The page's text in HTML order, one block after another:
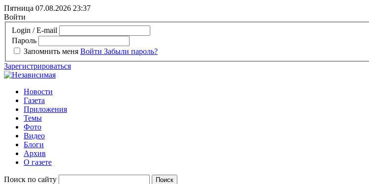
Пятница 07.08.2026 23:37
Войти
Login / E-mail
Пароль
Запомнить меня Войти Забыли пароль?
Зарегистрироваться
Новости
Газета
Приложения
Темы
Фото
Видео
Блоги
Архив
О газете
Поиск по сайту